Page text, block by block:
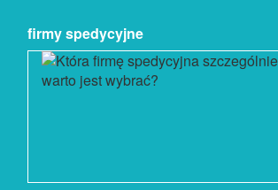
firmy spedycyjne